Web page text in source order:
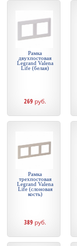
Рамка
двухпостовая
Legrand Valena
Life (белая)
269 руб.
Рамка
трехпостовая
Legrand Valena
Life (слоновая
кость)
389 руб.